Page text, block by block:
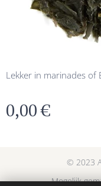
Lekker in marinades of
0,00€
© 2023
Mogelijk